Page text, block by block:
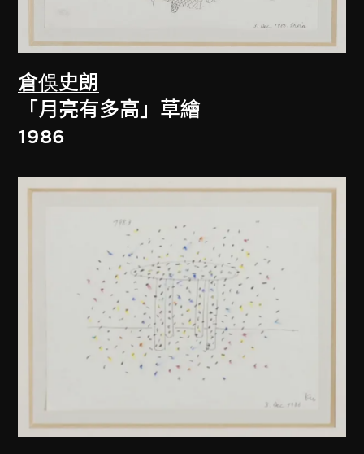
倉俁史朗
「月亮有多高」草繪
1986